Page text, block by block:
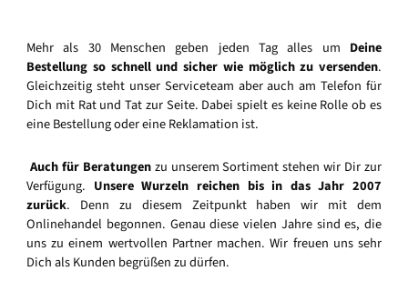
Mehr als 30 Menschen geben jeden Tag alles um Deine
Bestellung so schnell und sicher wie möglich zu versenden.
Gleichzeitig steht unser Serviceteam aber auch am Telefon für
Dich mit Rat und Tat zur Seite. Dabei spielt es keine Rolle ob es
eine Bestellung oder eine Reklamation ist.
Auch für Beratungenzu unserem Sortiment stehen wir Dir zur
Verfügung. Unsere Wurzeln reichen bis in das Jahr 2007
zurück. Denn zu diesem Zeitpunkt haben wir mit dem
Onlinehandel begonnen. Genau diese vielen Jahre sind es, die
uns zu einem wertvollen Partner machen. Wir freuen uns sehr
Dich als Kunden begrüßen zu dürfen.